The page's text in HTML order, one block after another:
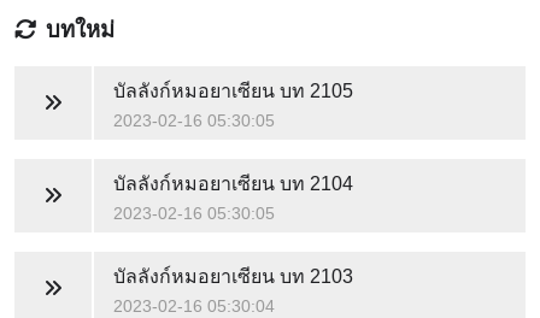
บทใหม่
บัลลังก์หมอยาเซียนบท 2105
2023-02-16 05:30:05
บัลลังก์หมอยาเซียนบท 2104
2023-02-16 05:30:05
บัลลังก์หมอยาเซียนบท 2103
2023-02-16 05:30:04